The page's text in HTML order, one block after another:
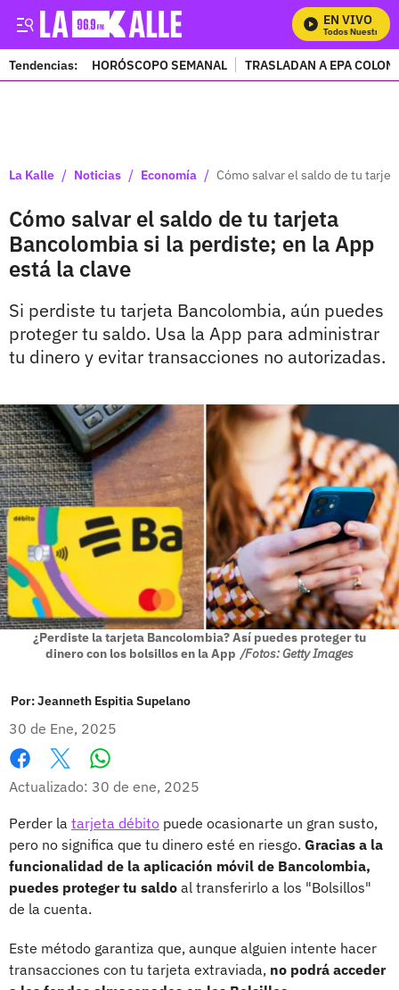
EN VIVO
Mira Todos Nuestros
Tendencias: HORÓSCOPO SEMANAL TRASLADAN A EPA
La Kalle / Noticias / Economía / Cómo salvar el saldo de tu
Cómo salvar el saldo de tu tarjeta
Bancolombia si la perdiste; en la App
está la clave
Si perdiste tu tarjeta Bancolombia, aún puedes
proteger tu saldo. Usa la App para administrar
tu dinero y evitar transacciones no autorizadas.
¿Perdiste la tarjeta Bancolombia? Así puedes proteger tu
dinero con los bolsillos en la App /Fotos: Getty Images
Por:Jeanneth Espitia Supelano
30 de Ene, 2025
Facebook
X
Actualizado: 30 de ene, 2025
Perder la tarjeta débito puede ocasionarte un gran susto,
pero no significa que tu dinero esté en riesgo. Gracias a la
funcionalidad de la aplicación móvil de Bancolombia,
puedes proteger tu saldo al transferirlo a los "Bolsillos"
de la cuenta.
Este método garantiza que, aunque alguien intente hacer
transacciones con tu tarjeta extraviada, no podrá acceder